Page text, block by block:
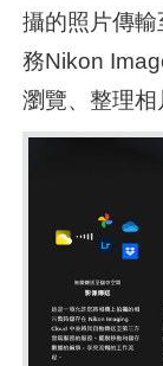
攝的照片傳
務Nikon
瀏覽、整理相